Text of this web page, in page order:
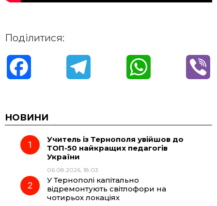
Поділитися:
c
e
o
e
r
t
A
НОВИНИ
Учитель із Тернополя увійшов до
ТОП-50 найкращих педагогів
України
06.08.2026, 18:03
У Тернополі капітально
відремонтують світлофори на
чотирьох локаціях